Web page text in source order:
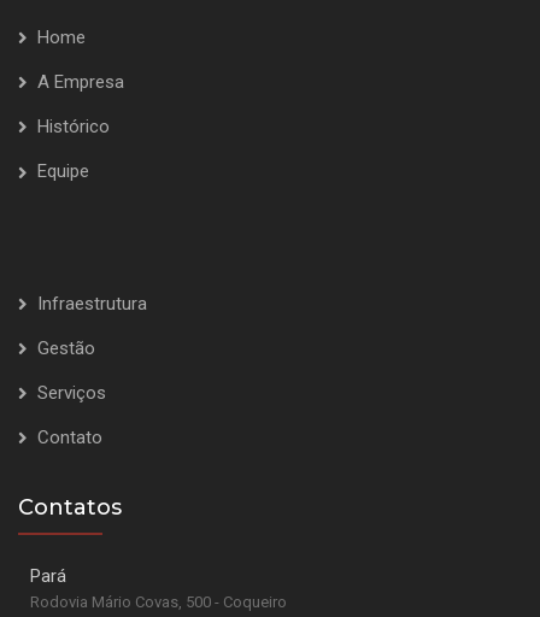
Home
A Empresa
Histórico
Equipe
Infraestrutura
Gestão
Serviços
Contato
Contatos
Pará
Rodovia Mário Covas, 500 - Coqueiro